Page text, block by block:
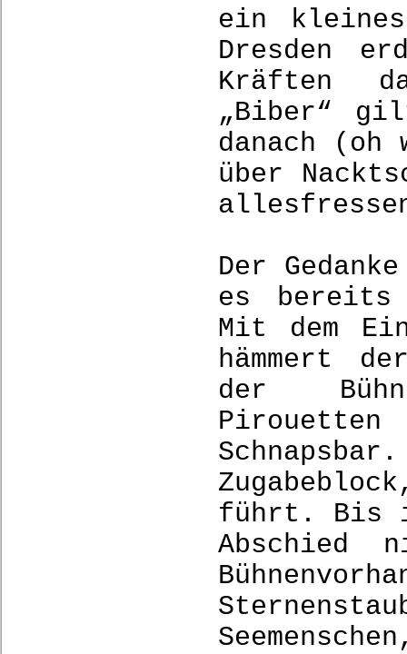
ein
Dresden
Kräften
„Biber“
danach
über
Der
es bereits
Mit dem
hämmert
der
führt. Bis
Abschied